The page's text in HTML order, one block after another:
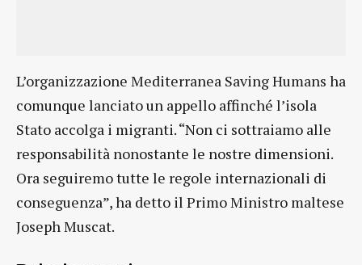
L’organizzazione Mediterranea Saving Humans ha
comunque lanciato un appello affinché l’isola
Stato accolga i migranti. “Non ci sottraiamo alle
responsabilità nonostante le nostre dimensioni.
Ora seguiremo tutte le regole internazionali di
conseguenza”, ha detto il Primo Ministro maltese
Joseph Muscat.